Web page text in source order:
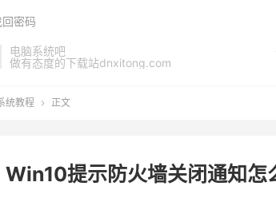
电脑系统吧
做有态度的下载站dnxitong.com
回密码
统教程  正文
Win10提示防火墙关闭通知怎